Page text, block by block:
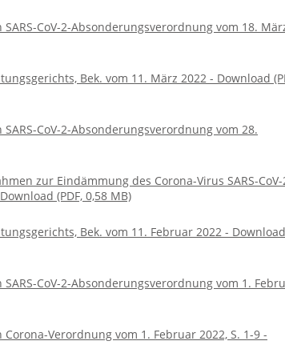
CoV-2-Absonderungsverordnung vom 18.
Bek. vom 11. März 2022 - Download
CoV-2-Absonderungsverordnung vom 28.
zur Eindämmung des Corona-Virus SARS-CoV-
(PDF, 0,58 MB)
Bek. vom 11. Februar 2022 - Download
CoV-2-Absonderungsverordnung vom 1.
Verordnung vom 1. Februar 2022, S. 1-9 -